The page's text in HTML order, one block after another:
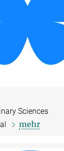
Sciences
mehr